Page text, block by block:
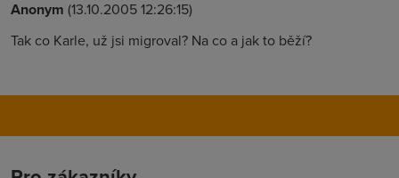
Anonym (13.10.2005 12:26:15)
Tak co Karle, už jsi migroval? Na co a jak to běží?